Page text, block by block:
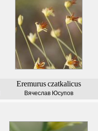
Eremurus czatkalicus
Вячеслав Юсупов